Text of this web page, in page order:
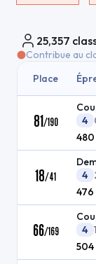
25,357
Contribue au
Place
81/190
4
480
18/41
4
476
66/169
4
504